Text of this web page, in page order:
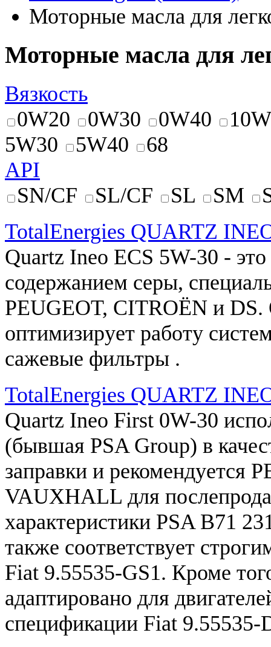
Моторные масла для
Моторные масла для
Вязкость
0W20
0W30 0W40
5W30
5W40
68
API
SN/CF
SL/CF SL SM
TotalEnergies QUARTZ
Quartz Ineo ECS 5W-30 - это
содержанием серы,
PEUGEOT, CITROËN и DS.
оптимизирует работу
сажевые фильтры .
TotalEnergies QUARTZ
Quartz Ineo First 0W-30
(бывшая PSA Group) в
заправки и рекомендуется
VAUXHALL для
характеристики PSA B71
также соответствует
Fiat 9.55535-GS1. Кроме
адаптировано для
спецификации Fiat 9.55535-